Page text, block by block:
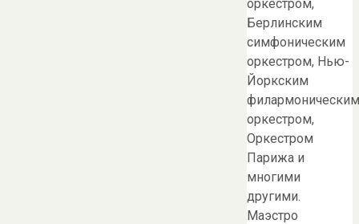
оркестром,
Берлинским
симфоническим
оркестром, Нью-
Йоркским
филармоническим
оркестром,
Оркестром
Парижа и
многими
другими.
Маэстро